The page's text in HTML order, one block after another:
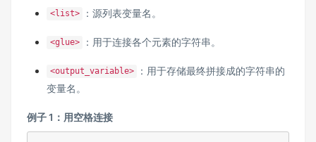
<list> ：源列表变量名。
<glue> ：用于连接各个元素的字符串。
<output_variable>
：用于存储最终拼接成的字符串的
变量名。
例子 1：用空格连接